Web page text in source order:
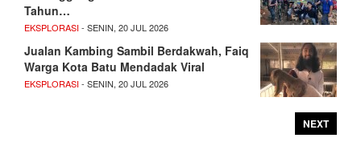
Tahun…
EKSPLORASI- SENIN, 20 JUL 2026
Jualan Kambing Sambil Berdakwah, Faiq
Warga Kota Batu Mendadak Viral
EKSPLORASI- SENIN, 20 JUL 2026
NEXT